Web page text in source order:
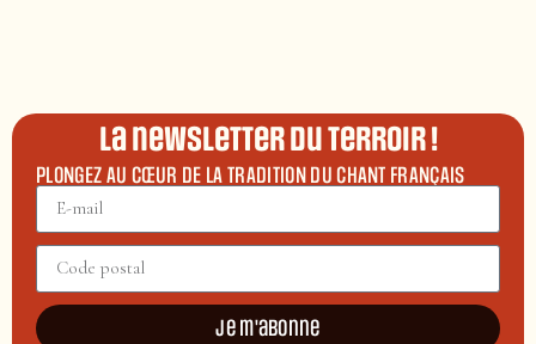
La newsletter du terroir !
PLONGEZ AU CŒUR DE LA TRADITION DU CHANT FRANÇAIS
Je m'abonne